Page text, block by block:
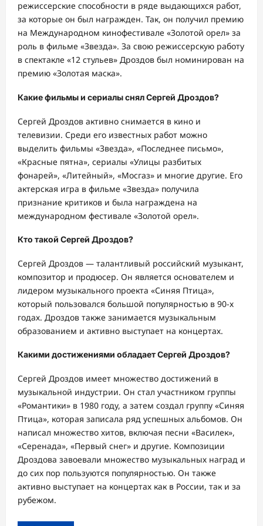
режиссерские способности в ряде выдающихся работ,
за которые он был награжден. Так, он получил премию
на Международном кинофестивале «Золотой орел» за
роль в фильме «Звезда». За свою режиссерскую работу
в спектакле «12 стульев» Дроздов был номинирован на
премию «Золотая маска».
Какие фильмы и сериалы снял Сергей Дроздов?
Сергей Дроздов активно снимается в кино и
телевизии. Среди его известных работ можно
выделить фильмы «Звезда», «Последнее письмо»,
«Красные пятна», сериалы «Улицы разбитых
фонарей», «Литейный», «Мосгаз» и многие другие. Его
актерская игра в фильме «Звезда» получила
признание критиков и была награждена на
международном фестивале «Золотой орел».
Кто такой Сергей Дроздов?
Сергей Дроздов — талантливый российский музыкант,
композитор и продюсер. Он является основателем и
лидером музыкального проекта «Синяя Птица»,
который пользовался большой популярностью в 90-х
годах. Дроздов также занимается музыкальным
образованием и активно выступает на концертах.
Какими достижениями обладает Сергей Дроздов?
Сергей Дроздов имеет множество достижений в
музыкальной индустрии. Он стал участником группы
«Романтики» в 1980 году, а затем создал группу «Синяя
Птица», которая записала ряд успешных альбомов. Он
написал множество хитов, включая песни «Василек»,
«Серенада», «Первый снег» и другие. Композиции
Дроздова завоевали множество музыкальных наград и
до сих пор пользуются популярностью. Он также
активно выступает на концертах как в России, так и за
рубежом.